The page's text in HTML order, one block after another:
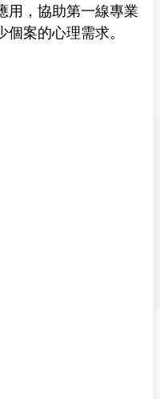
用，協助第一線專業
案的心理需求。